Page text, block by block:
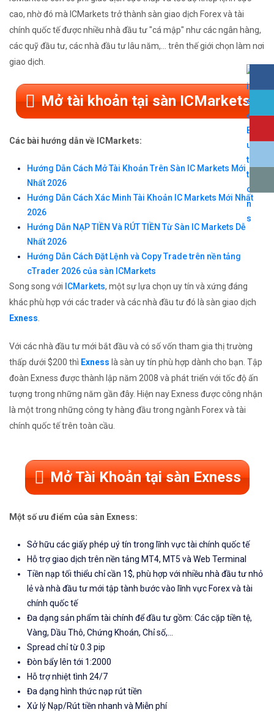
cao, nhờ đó mà ICMarkets trở thành sàn giao dịch Forex và tài
chính quốc tế được nhiều nhà đầu tư "cá mập" như các ngân hàng,
các quỹ đầu tư, các nhà đầu tư lâu năm,... trên thế giới chọn làm nơi
giao dịch.
Mở tài khoản tại sàn ICMarkets
Các bài hướng dẫn về ICMarkets:
Hướng Dẫn Cách Mở Tài Khoản Trên Sàn IC Markets Mới
Nhất 2026
Hướng Dẫn Cách Xác Minh Tài Khoản IC Markets Mới Nhất
2026
Hướng Dẫn NẠP TIỀN Và RÚT TIỀN Từ Sàn IC Markets Dễ
Nhất 2026
Hướng Dẫn Cách Đặt Lệnh và Copy Trade trên nền tảng
cTrader 2026 của sàn ICMarkets
Song song với ICMarkets, một sự lựa chọn uy tín và xứng đáng
khác phù hợp với các trader và các nhà đầu tư đó là sàn giao dịch
Exness
Với các nhà đầu tư mới bắt đầu và có số vốn tham gia thị trường
thấp dưới $200 thì Exness là sàn uy tín phù hợp dành cho bạn. Tập
đoàn Exness được thành lập năm 2008 và phát triển với tốc độ ấn
tượng trong những năm gần đây. Hiện nay Exness được công nhận
là một trong những công ty hàng đầu trong ngành Forex và tài
chính quốc tế trên toàn cầu.
Mở Tài Khoản tại sàn Exness
Một số ưu điểm của sàn Exness:
Sở hữu các giấy phép uý tín trong lĩnh vực tài chính quốc tế
Hỗ trợ giao dịch trên nền tảng MT4, MT5 và Web Terminal
Tiền nạp tối thiểu chỉ cần 1$, phù hợp với nhiều nhà đầu tư nhỏ
lẻ và nhà đầu tư mới tập tành bước vào lĩnh vực Forex và tài
chính quốc tế
Đa dạng sản phẩm tài chính để đầu tư gồm: Các cặp tiền tệ,
Vàng, Dầu Thô, Chứng Khoán, Chỉ số,...
Spread chỉ từ 0.3 pip
Đòn bẩy lên tới 1:2000
Hỗ trợ nhiệt tình 24/7
Đa dạng hình thức nạp rút tiền
Xử lý Nạp/Rút tiền nhanh và Miễn phí